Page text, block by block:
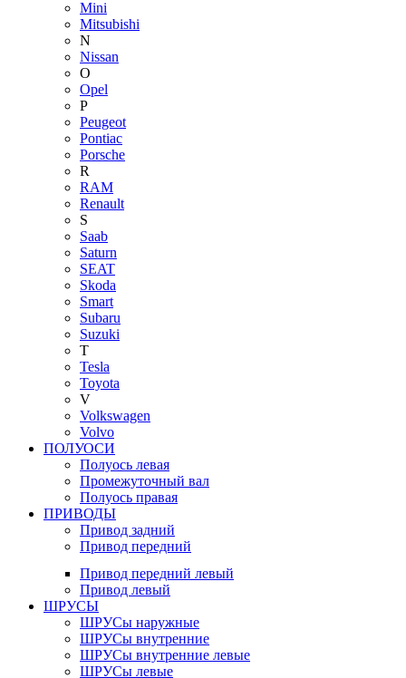
Mini
Mitsubishi
N
Nissan
O
Opel
P
Peugeot
Pontiac
Porsche
R
RAM
Renault
S
Saab
Saturn
SEAT
Skoda
Smart
Subaru
Suzuki
T
Tesla
Toyota
V
Volkswagen
Volvo
ПОЛУОСИ
Полуось левая
Промежуточный вал
Полуось правая
ПРИВОДЫ
Привод задний
Привод передний
Привод передний левый
Привод левый
ШРУСЫ
ШРУСы наружные
ШРУСы внутренние
ШРУСы внутренние левые
ШРУСы левые